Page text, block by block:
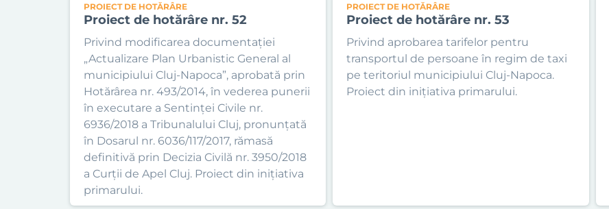
PROIECT DE HOTĂRÂRE
Proiect de hotărâre nr. 52
Privind modificarea documentației
„Actualizare Plan Urbanistic General al
municipiului Cluj-Napoca”, aprobată prin
Hotărârea nr. 493/2014, în vederea punerii
în executare a Sentinței Civile nr.
6936/2018 a Tribunalului Cluj, pronunțată
în Dosarul nr. 6036/117/2017, rămasă
definitivă prin Decizia Civilă nr. 3950/2018
a Curții de Apel Cluj. Proiect din inițiativa
primarului.
PROIECT DE HOTĂRÂRE
Proiect de hotărâre nr. 53
Privind aprobarea tarifelor pentru
transportul de persoane în regim de taxi
pe teritoriul municipiului Cluj-Napoca.
Proiect din inițiativa primarului.